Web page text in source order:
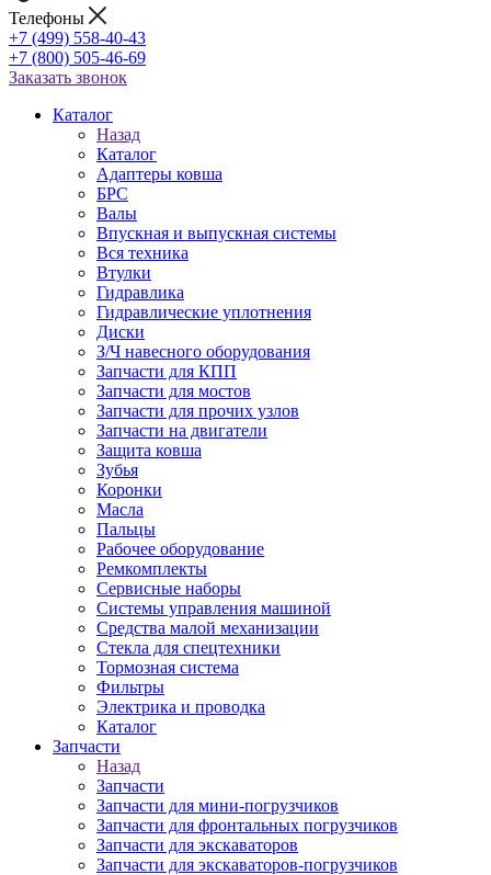
Телефоны
+7 (499) 558-40-43
+7 (800) 505-46-69
Заказать звонок
Каталог
Назад
Каталог
Адаптеры ковша
БРС
Валы
Впускная и выпускная системы
Вся техника
Втулки
Гидравлика
Гидравлические уплотнения
Диски
З/Ч навесного оборудования
Запчасти для КПП
Запчасти для мостов
Запчасти для прочих узлов
Запчасти на двигатели
Защита ковша
Зубья
Коронки
Масла
Пальцы
Рабочее оборудование
Ремкомплекты
Сервисные наборы
Системы управления машиной
Средства малой механизации
Стекла для спецтехники
Тормозная система
Фильтры
Электрика и проводка
Каталог
Запчасти
Назад
Запчасти
Запчасти для мини-погрузчиков
Запчасти для фронтальных погрузчиков
Запчасти для экскаваторов
Запчасти для экскаваторов-погрузчиков